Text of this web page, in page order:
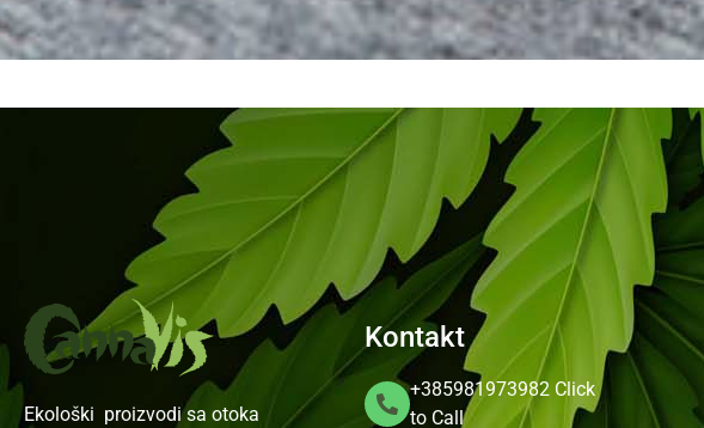
Ekološki proizvodi sa otoka
Kontakt
+385981973982 Click
to Call